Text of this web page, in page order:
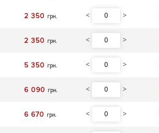
2 350 грн. < >
2 350 грн. < >
5 350 грн. < >
6 090 грн. < >
6 670 грн. < >